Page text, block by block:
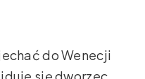
do Wenecji
się dworzec